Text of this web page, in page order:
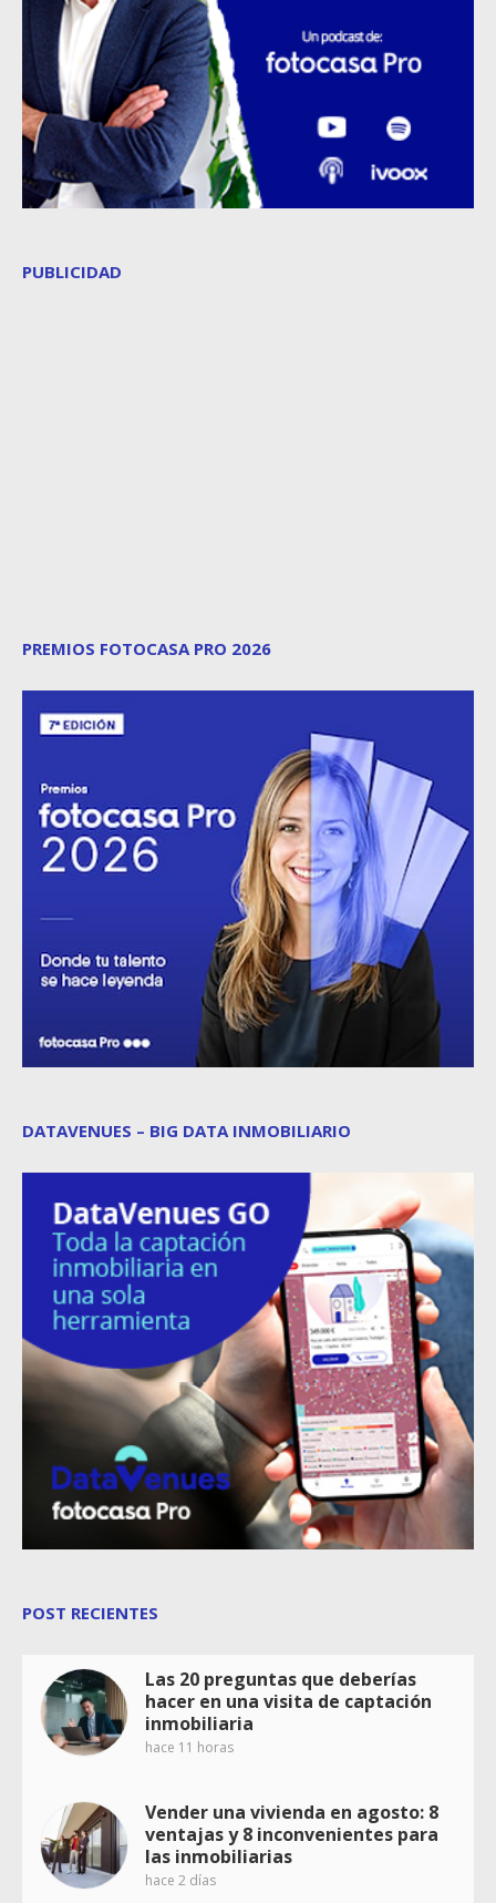
PUBLICIDAD
PREMIOS FOTOCASA PRO 2026
DATAVENUES – BIG DATA INMOBILIARIO
POST RECIENTES
Las 20 preguntas que deberías
hacer en una visita de captación
inmobiliaria
hace 11 horas
Vender una vivienda en agosto: 8
ventajas y 8 inconvenientes para
las inmobiliarias
hace 2 días